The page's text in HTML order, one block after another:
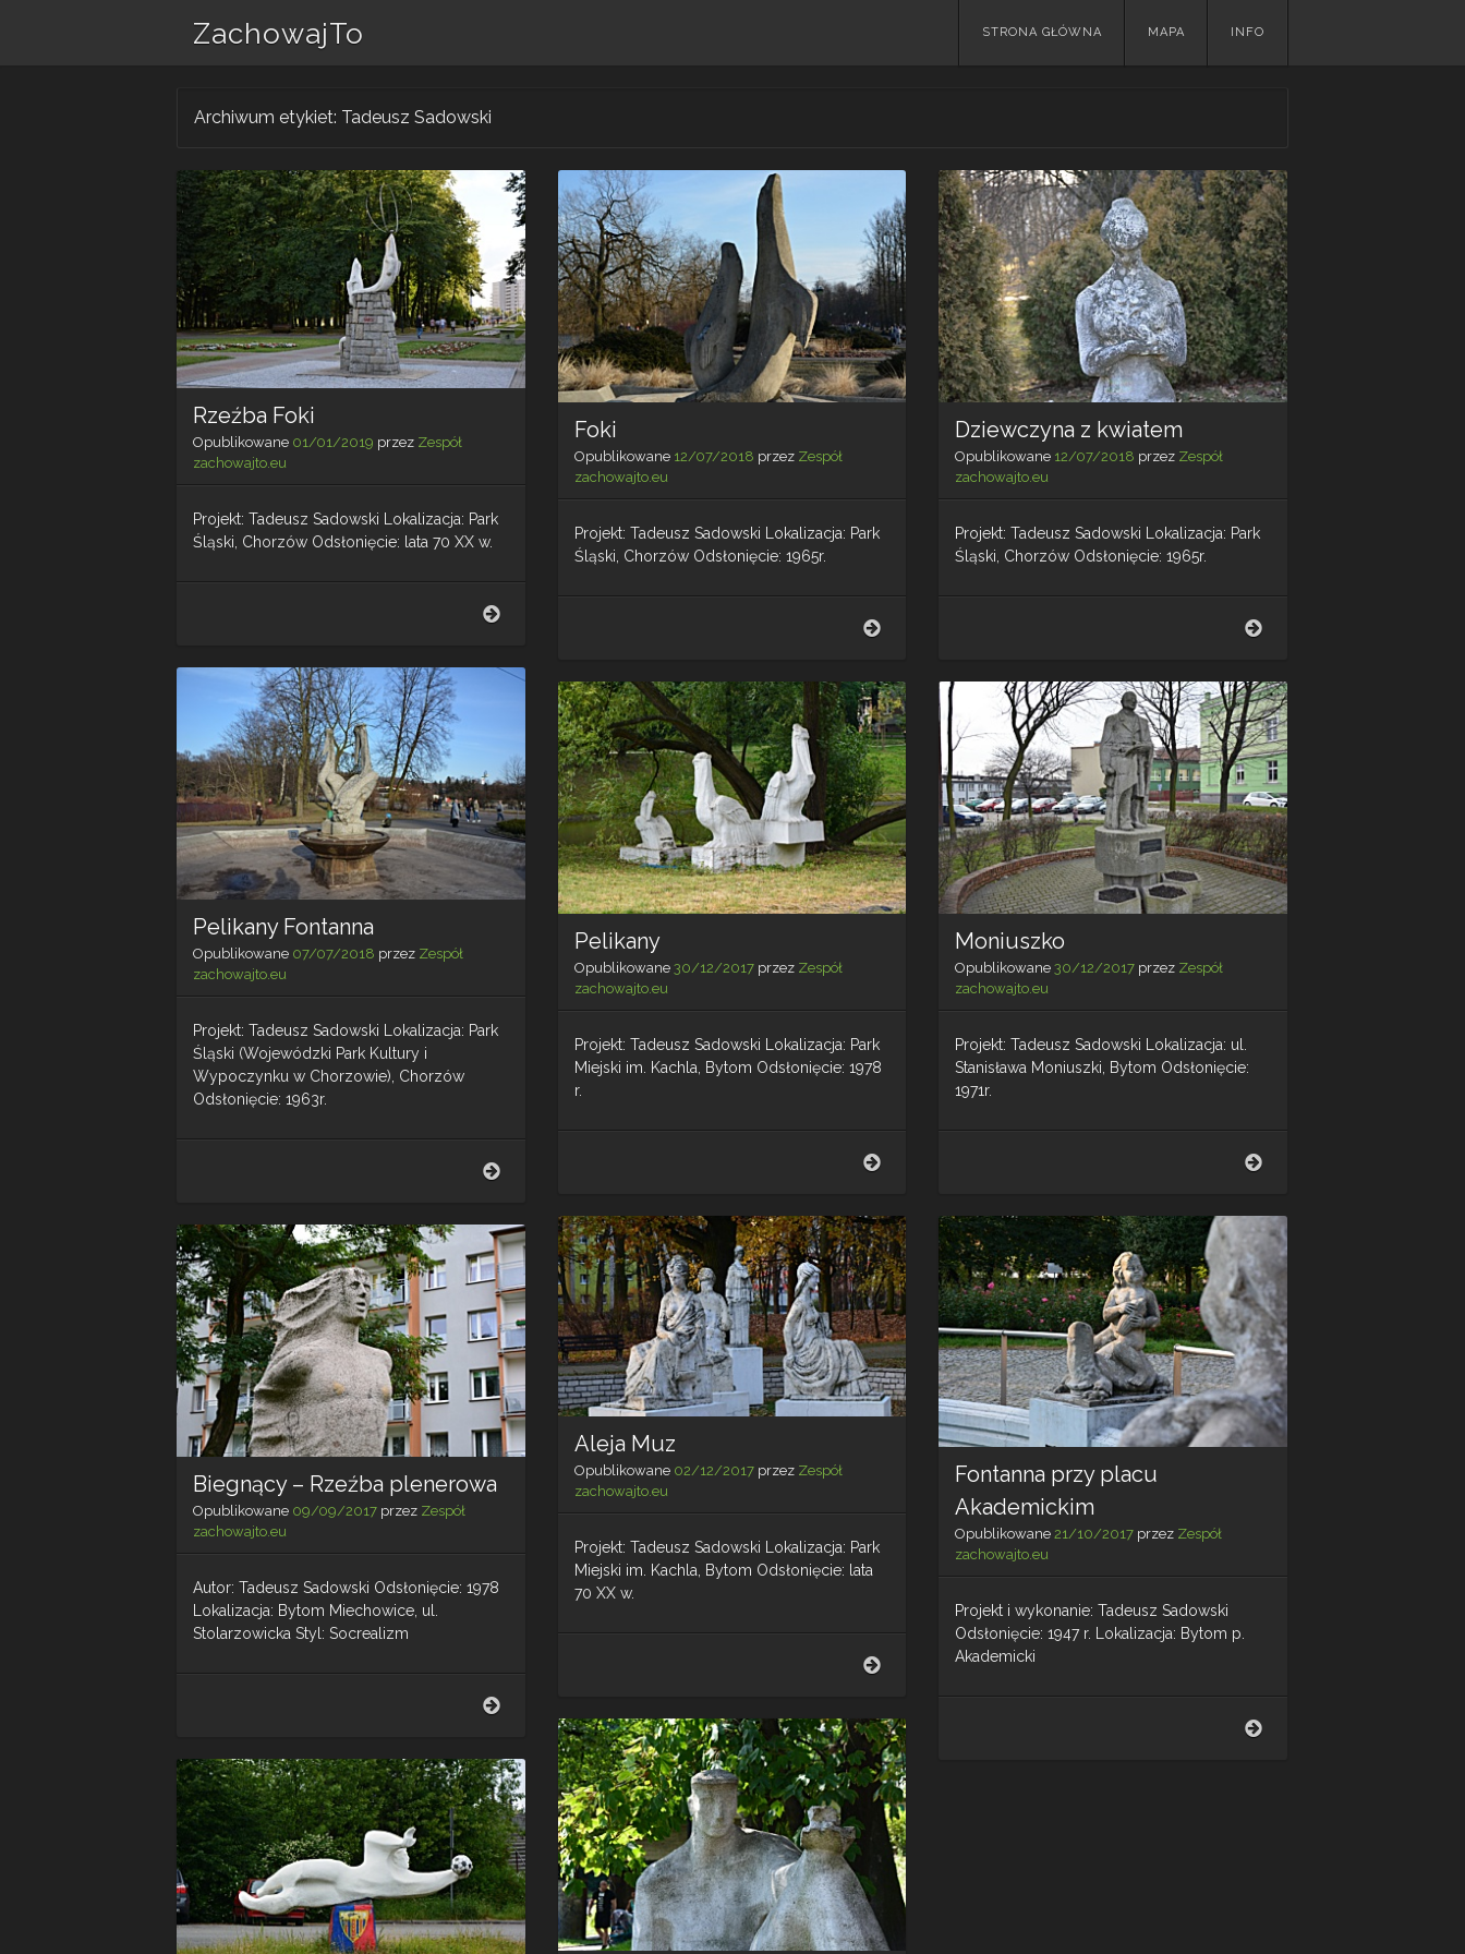
ZachowajTo
Skip
STRONA GŁÓWNA MAPA INFO
Archiwum etykiet: Tadeusz Sadowski
Rzeźba Foki
Opublikowane 01/01/2019 przez Zespół
zachowajto.eu
Projekt: Tadeusz Sadowski Lokalizacja: Park
Śląski, Chorzów Odsłonięcie: lata 70 XX w.
Foki
Opublikowane 12/07/2018 przez Zespół
zachowajto.eu
Projekt: Tadeusz Sadowski Lokalizacja: Park
Śląski, Chorzów Odsłonięcie: 1965r.
Dziewczyna z kwiatem
Opublikowane 12/07/2018 przez Zespół
zachowajto.eu
Projekt: Tadeusz Sadowski Lokalizacja: Park
Śląski, Chorzów Odsłonięcie: 1965r.
Pelikany Fontanna
Opublikowane 07/07/2018 przez Zespół
zachowajto.eu
Projekt: Tadeusz Sadowski Lokalizacja: Park
Śląski (Wojewódzki Park Kultury i
Wypoczynku w Chorzowie), Chorzów
Odsłonięcie: 1963r.
Pelikany
Opublikowane 30/12/2017przez Zespół
zachowajto.eu
Projekt: Tadeusz Sadowski Lokalizacja: Park
Miejski im. Kachla, Bytom Odsłonięcie: 1978
r.
Moniuszko
Opublikowane30/12/2017 przez Zespół
zachowajto.eu
Projekt: Tadeusz Sadowski Lokalizacja: ul.
Stanisława Moniuszki, Bytom Odsłonięcie:
1971r.
Aleja Muz
Opublikowane 02/12/2017przez Zespół
zachowajto.eu
Projekt: Tadeusz Sadowski Lokalizacja: Park
Miejski im. Kachla, Bytom Odsłonięcie: lata
70 XX w.
Fontanna przy placu
Akademickim
Opublikowane21/10/2017 przez Zespół
zachowajto.eu
Projekt i wykonanie: Tadeusz Sadowski
Odsłonięcie: 1947 r. Lokalizacja: Bytom p.
Akademicki
Biegnący – Rzeźba plenerowa
Opublikowane 09/09/2017 przez Zespół
zachowajto.eu
Autor: Tadeusz Sadowski Odsłonięcie: 1978
Lokalizacja: Bytom Miechowice, ul.
Stolarzowicka Styl: Socrealizm
plenerowa